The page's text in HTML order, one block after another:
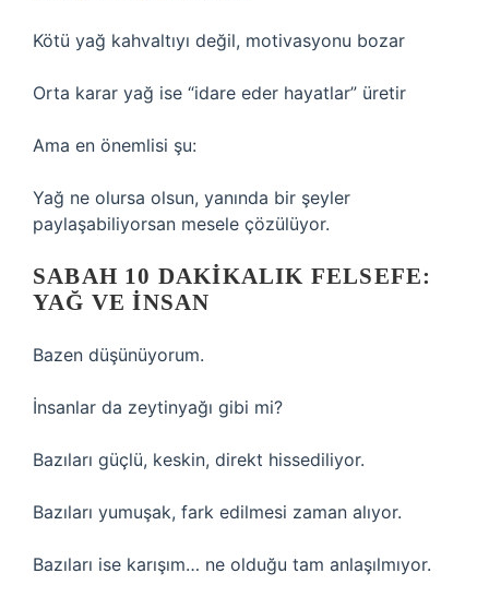
Kötü yağ kahvaltıyı değil, motivasyonu bozar
Orta karar yağ ise “idare eder hayatlar” üretir
Ama en önemlisi şu:
Yağ ne olursa olsun, yanında bir şeyler
paylaşabiliyorsan mesele çözülüyor.
SABAH 10 DAKIKALIK FELSEFE:
YAĞ VE İNSAN
Bazen düşünüyorum.
İnsanlar da zeytinyağı gibi mi?
Bazıları güçlü, keskin, direkt hissediliyor.
Bazıları yumuşak, fark edilmesi zaman alıyor.
Bazıları ise karışım… ne olduğu tam anlaşılmıyor.